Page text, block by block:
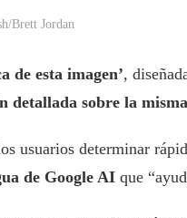
Brett Jordan
de esta imagen’,
detallada sobre la misma
usuarios determinar
de Google AI que